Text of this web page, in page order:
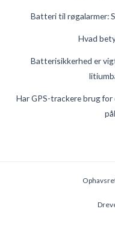
Batteri til røgalarmer:
Hvad
Batterisikkerhed er
Har GPS-trackere brug